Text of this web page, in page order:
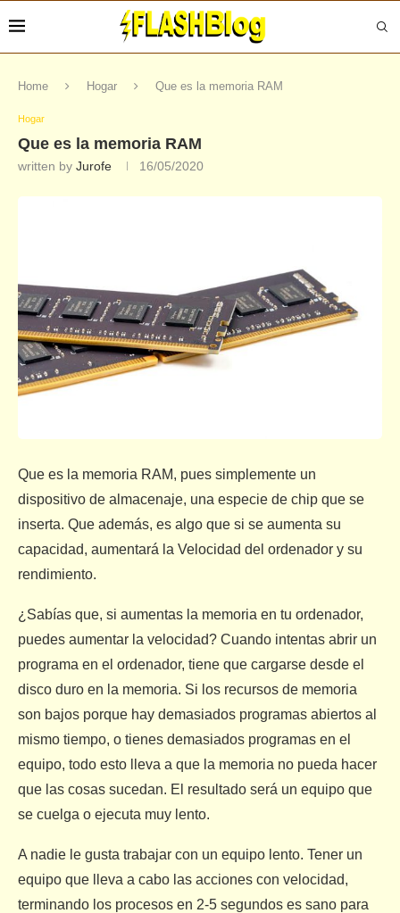
Home Hogar Que es la memoria RAM
Hogar
Que es la memoria RAM
written by Jurofe 16/05/2020
Que es la memoria RAM, pues simplemente un
dispositivo de almacenaje, una especie de chip que se
inserta. Que además, es algo que si se aumenta su
capacidad, aumentará la Velocidad del ordenador y su
rendimiento.
¿Sabías que, si aumentas la memoria en tu ordenador,
puedes aumentar la velocidad? Cuando intentas abrir un
programa en el ordenador, tiene que cargarse desde el
disco duro en la memoria. Si los recursos de memoria
son bajos porque hay demasiados programas abiertos al
mismo tiempo, o tienes demasiados programas en el
equipo, todo esto lleva a que la memoria no pueda hacer
que las cosas sucedan. El resultado será un equipo que
se cuelga o ejecuta muy lento.
A nadie le gusta trabajar con un equipo lento. Tener un
equipo que lleva a cabo las acciones con velocidad,
terminando los procesos en 2-5 segundos es sano para